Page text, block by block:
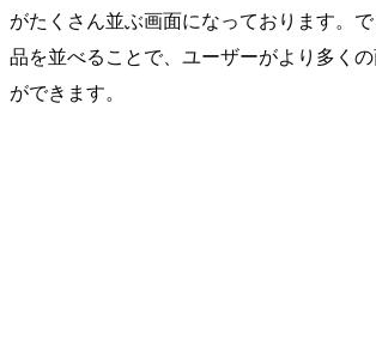
がたくさん並ぶ画面になっております。
品を並べることで、ユーザーがより多く
ができます。